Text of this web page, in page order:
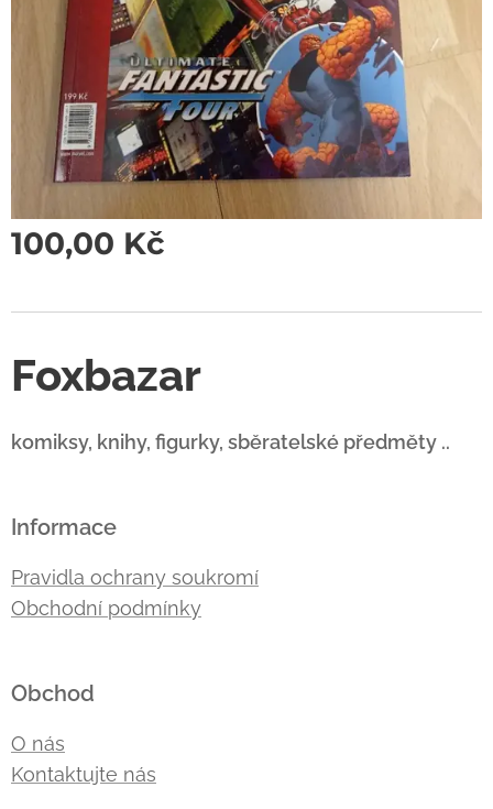
100,00 Kč
Foxbazar
komiksy, knihy, figurky, sběratelské předměty ..
Informace
Pravidla ochrany soukromí
Obchodní podmínky
Obchod
O nás
Kontaktujte nás